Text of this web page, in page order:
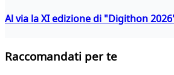
Al via la XI edizione di "Digithon
Raccomandati per te